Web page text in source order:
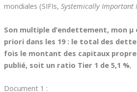
mondiales (SIFIs, Systemically Important
Son multiple d’endettement, mon µ
priori dans les 19 : le total des
fois le montant des capitaux
publié, soit un ratio Tier 1 de 5,1 %,
Document 1 :